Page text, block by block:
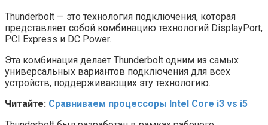
Thunderbolt — это технология подключения, которая
представляет собой комбинацию технологий DisplayPort,
PCI Express и DC Power.
Эта комбинация делает Thunderbolt одним из самых
универсальных вариантов подключения для всех
устройств, поддерживающих эту технологию.
Читайте: Сравниваем процессоры Intel Core i3 vs i5